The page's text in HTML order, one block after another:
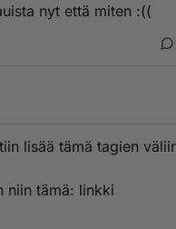
nyt että miten :((
lisää tämä tagien
niin tämä: linkki